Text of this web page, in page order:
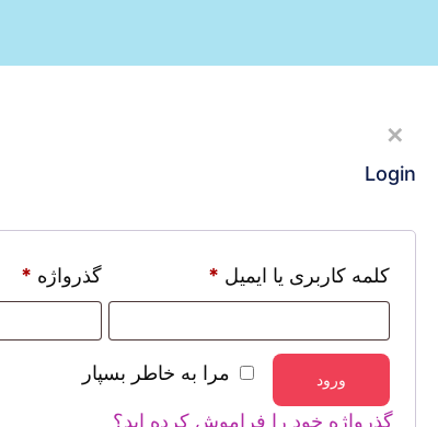
✕
Login
کلمه کاربری یا ایمیل * گذرواژه *
مرا به خاطر بسپار ورود
گذرواژه خود را فراموش کرده اید؟